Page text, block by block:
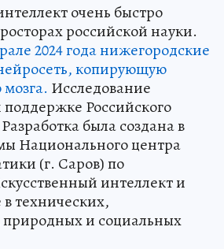
очень быстро
российской науки.
2024 года нижегородские
копирующую
мозга. Исследование
Российского
была создана в
Национального центра
(г. Саров) по
интеллект и
технических,
и социальных